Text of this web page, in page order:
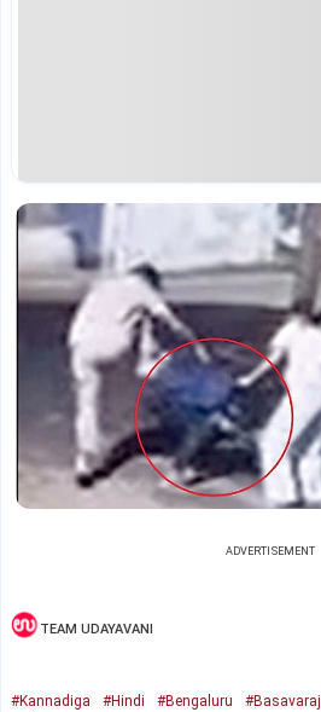
ADVERTISEMENT
TEAM UDAYAVANI
#Kannadiga #Hindi #Bengaluru #Basavaraj